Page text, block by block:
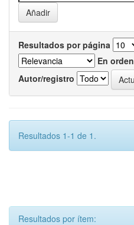
Resultados por página
En orden
Autor/registro
Resultados 1-1 de 1.
Resultados por ítem: